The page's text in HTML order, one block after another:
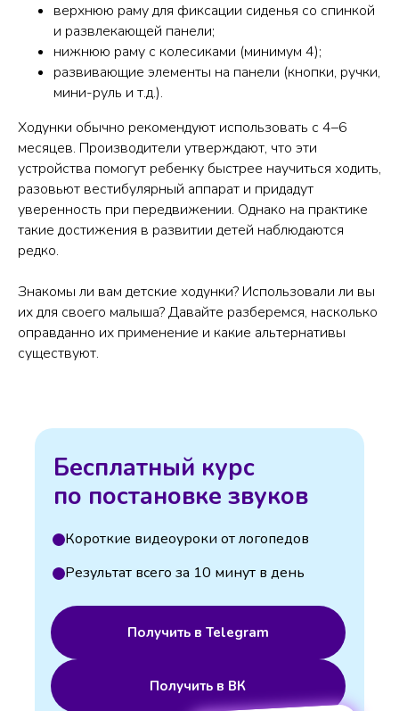
верхнюю раму для фиксации сиденья со спинкой
и развлекающей панели;
нижнюю раму с колесиками (минимум 4);
развивающие элементы на панели (кнопки, ручки,
мини-руль и т.д.).
Ходунки обычно рекомендуют использовать с 4–6
месяцев. Производители утверждают, что эти
устройства помогут ребенку быстрее научиться ходить,
разовьют вестибулярный аппарат и придадут
уверенность при передвижении. Однако на практике
такие достижения в развитии детей наблюдаются
редко.
Знакомы ли вам детские ходунки? Использовали ли вы
их для своего малыша? Давайте разберемся, насколько
оправданно их применение и какие альтернативы
существуют.
Бесплатный курс
по постановке звуков
Получить в Telegram
Получить в ВК
Результат всего за 10 минут в день
Короткие видеоуроки от логопедов